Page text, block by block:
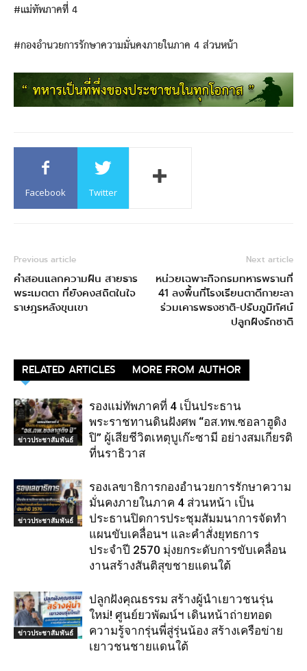
#แม่ทัพภาคที่ 4
#กองอำนวยการรักษาความมั่นคงภายในภาค 4 ส่วนหน้า
Facebook Twitter
Previous article
คำสอนแลกความฝัน สายธาร
พระเมตตา ที่ยังคงสถิตในใจ
ราษฎรหลังขุนเขา
Next article
หน่วยเฉพาะกิจกรมทหารพรานที่
41 ลงพื้นที่โรงเรียนตาดีกายะลา
ร่วมเคารพธงชาติ-ปรับภูมิทัศน์
ปลูกฝังรักชาติ
RELATED ARTICLES MORE FROM AUTHOR
ข่าวประชาสัมพันธ์
รองแม่ทัพภาคที่ 4 เป็นประธาน
พระราชทานดินฝังศพ “อส.ทพ.ซอลาฮูดิง
ปิ” ผู้เสียชีวิตเหตุบูเก๊ะซามี อย่างสมเกียรติ
ที่นราธิวาส
ข่าวประชาสัมพันธ์
รองเลขาธิการกองอำนวยการรักษาความ
มั่นคงภายในภาค 4 ส่วนหน้า เป็น
ประธานปิดการประชุมสัมมนาการจัดทำ
แผนขับเคลื่อนฯ และคำสั่งยุทธการ
ประจำปี 2570 มุ่งยกระดับการขับเคลื่อน
งานสร้างสันติสุขชายแดนใต้
ข่าวประชาสัมพันธ์
ปลูกฝังคุณธรรม สร้างผู้นำเยาวชนรุ่น
ใหม่! ศูนย์ยวพัฒน์ฯ เดินหน้าถ่ายทอด
ความรู้จากรุ่นพี่สู่รุ่นน้อง สร้างเครือข่าย
เยาวชนชายแดนใต้